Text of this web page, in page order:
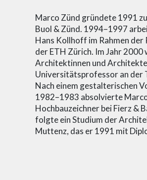
Marco Zünd gründete 1991
Buol & Zünd. 1994–1997
Hans Kollhoff im Rahmen
der ETH Zürich. Im Jahr 2000
Architektinnen und
Universitätsprofessor an der
Nach einem gestalterischen
1982–1983 absolvierte
Hochbauzeichner bei Fierz &
folgte ein Studium der
Muttenz, das er 1991 mit